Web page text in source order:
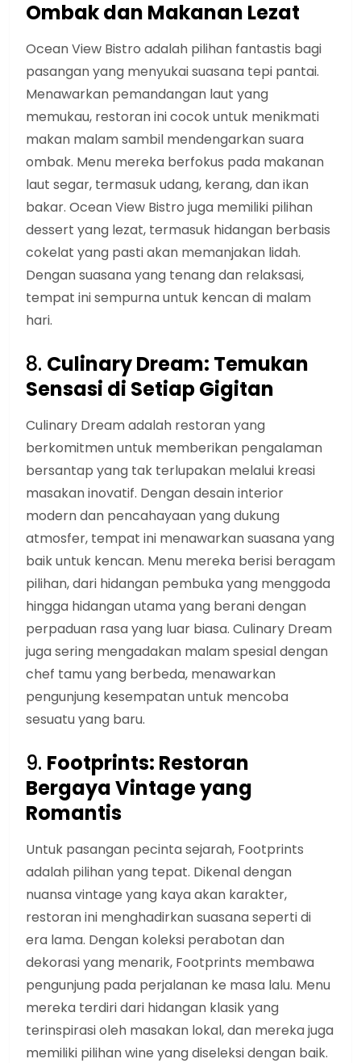
Ombak dan Makanan Lezat
Ocean View Bistro adalah pilihan fantastis bagi
pasangan yang menyukai suasana tepi pantai.
Menawarkan pemandangan laut yang
memukau, restoran ini cocok untuk menikmati
makan malam sambil mendengarkan suara
ombak. Menu mereka berfokus pada makanan
laut segar, termasuk udang, kerang, dan ikan
bakar. Ocean View Bistro juga memiliki pilihan
dessert yang lezat, termasuk hidangan berbasis
cokelat yang pasti akan memanjakan lidah.
Dengan suasana yang tenang dan relaksasi,
tempat ini sempurna untuk kencan di malam
hari.
8. Culinary Dream: Temukan
Sensasi di Setiap Gigitan
Culinary Dream adalah restoran yang
berkomitmen untuk memberikan pengalaman
bersantap yang tak terlupakan melalui kreasi
masakan inovatif. Dengan desain interior
modern dan pencahayaan yang dukung
atmosfer, tempat ini menawarkan suasana yang
baik untuk kencan. Menu mereka berisi beragam
pilihan, dari hidangan pembuka yang menggoda
hingga hidangan utama yang berani dengan
perpaduan rasa yang luar biasa. Culinary Dream
juga sering mengadakan malam spesial dengan
chef tamu yang berbeda, menawarkan
pengunjung kesempatan untuk mencoba
sesuatu yang baru.
9. Footprints: Restoran
Bergaya Vintage yang
Romantis
Untuk pasangan pecinta sejarah, Footprints
adalah pilihan yang tepat. Dikenal dengan
nuansa vintage yang kaya akan karakter,
restoran ini menghadirkan suasana seperti di
era lama. Dengan koleksi perabotan dan
dekorasi yang menarik, Footprints membawa
pengunjung pada perjalanan ke masa lalu. Menu
mereka terdiri dari hidangan klasik yang
terinspirasi oleh masakan lokal, dan mereka juga
memiliki pilihan wine yang diseleksi dengan baik.